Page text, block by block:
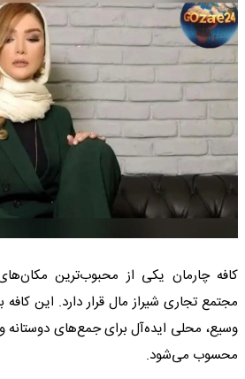
کافه چارمان یکی از محبوب‌ترین
مجتمع تجاری شیراز مال قرار دارد. این
وسیع، محلی ایده‌آل برای جمع‌های دوستانه
محسوب می‌شود.